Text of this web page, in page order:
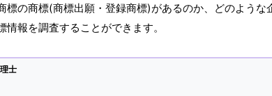
の商標(商標出願・登録商標)があるのか、どのような
報を調査することができます。
士